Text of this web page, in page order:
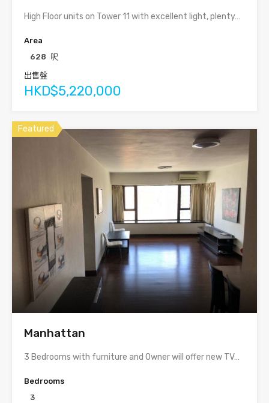
High Floor units on Tower 11 with excellent light, plenty…
Area
628
呎
出售盤
HKD$5,220,000
Featured
Manhattan
3 Bedrooms with furniture and Owner will offer new TV…
Bedrooms
3